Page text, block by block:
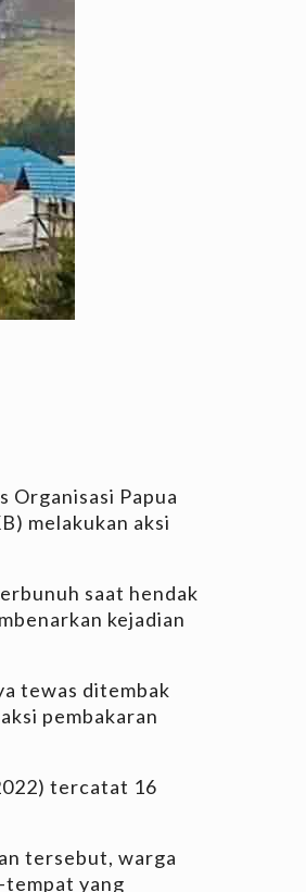
Organisasi Papua
melakukan aksi
saat hendak
kejadian
tewas ditembak
pembakaran
tercatat 16
tersebut, warga
tempat yang